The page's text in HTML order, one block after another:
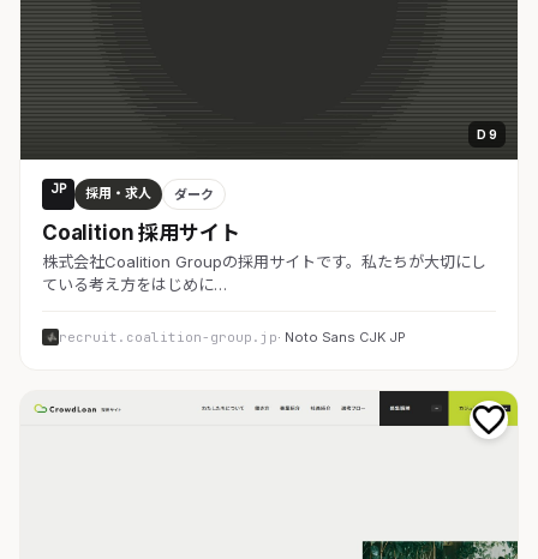
D 9
JP 採用・求人 ダーク
Coalition 採用サイト
株式会社Coalition Groupの採用サイトです。私たちが大切にし
ている考え方をはじめに…
recruit.coalition-group.jp· Noto Sans CJK JP